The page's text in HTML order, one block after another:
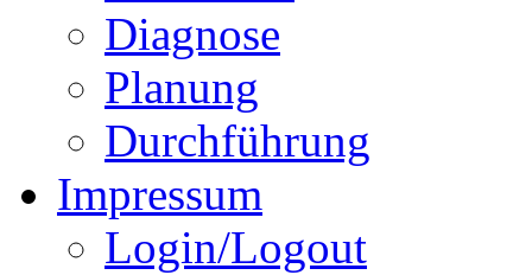
Diagnose
Planung
Durchführung
Impressum
Login/Logout